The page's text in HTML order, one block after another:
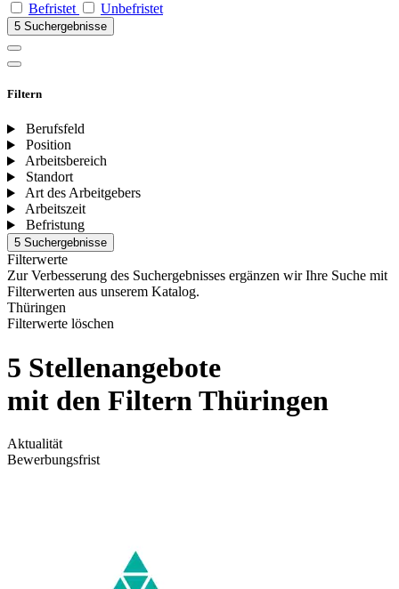
Befristet Unbefristet
5 Suchergebnisse
Filtern
Berufsfeld
Position
Arbeitsbereich
Standort
Art des Arbeitgebers
Arbeitszeit
Befristung
5 Suchergebnisse
Filterwerte
Zur Verbesserung des Suchergebnisses ergänzen wir Ihre Suche mit
Filterwerten aus unserem Katalog.
Thüringen
Filterwerte löschen
5 Stellenangebote
mit den Filtern Thüringen
Aktualität
Bewerbungsfrist